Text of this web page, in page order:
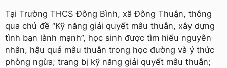
Tại Trường THCS Đông Bình, xã Đông Thuận, thông
qua chủ đề “Kỹ năng giải quyết mâu thuẫn, xây dựng
tình bạn lành mạnh”, học sinh được tìm hiểu nguyên
nhân, hậu quả mâu thuẫn trong học đường và ý thức
phòng ngừa; trang bị kỹ năng giải quyết mâu thuẫn;